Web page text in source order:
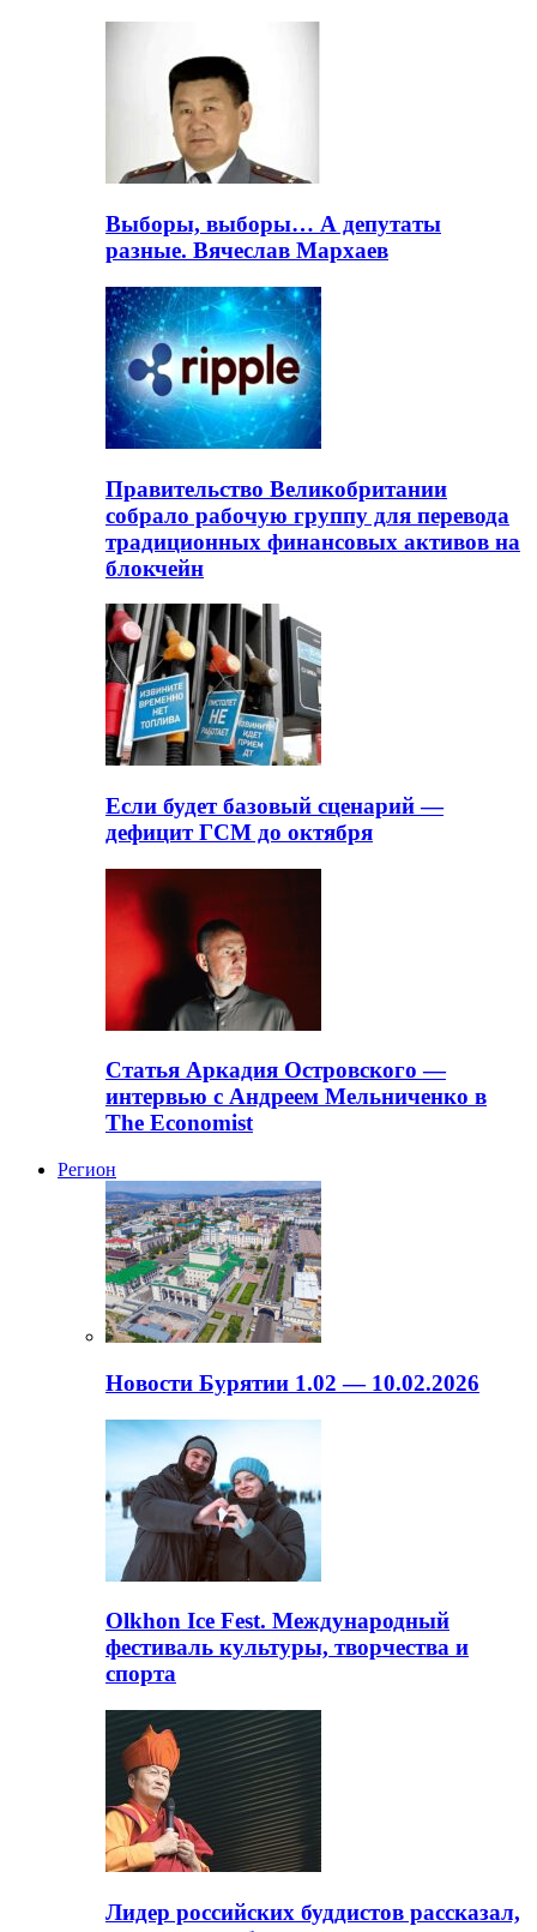
Выборы, выборы… А депутаты
разные. Вячеслав Мархаев
Правительство Великобритании
собрало рабочую группу для перевода
традиционных финансовых активов на
блокчейн
Если будет базовый сценарий —
дефицит ГСМ до октября
Статья Аркадия Островского —
интервью с Андреем Мельниченко в
The Economist
Регион
Новости Бурятии 1.02 — 10.02.2026
Olkhon Ice Fest. Международный
фестиваль культуры, творчества и
спорта
Лидер российских буддистов рассказал,